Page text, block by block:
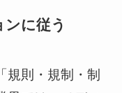
に従う
規則・規制・制